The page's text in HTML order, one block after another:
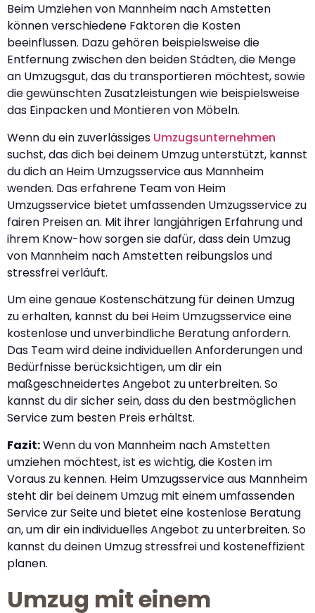
Beim Umziehen von Mannheim nach Amstetten
können verschiedene Faktoren die Kosten
beeinflussen. Dazu gehören beispielsweise die
Entfernung zwischen den beiden Städten, die Menge
an Umzugsgut, das du transportieren möchtest, sowie
die gewünschten Zusatzleistungen wie beispielsweise
das Einpacken und Montieren von Möbeln.
Wenn du ein zuverlässiges Umzugsunternehmen
suchst, das dich bei deinem Umzug unterstützt, kannst
du dich an Heim Umzugsservice aus Mannheim
wenden. Das erfahrene Team von Heim
Umzugsservice bietet umfassenden Umzugsservice zu
fairen Preisen an. Mit ihrer langjährigen Erfahrung und
ihrem Know-how sorgen sie dafür, dass dein Umzug
von Mannheim nach Amstetten reibungslos und
stressfrei verläuft.
Um eine genaue Kostenschätzung für deinen Umzug
zu erhalten, kannst du bei Heim Umzugsservice eine
kostenlose und unverbindliche Beratung anfordern.
Das Team wird deine individuellen Anforderungen und
Bedürfnisse berücksichtigen, um dir ein
maßgeschneidertes Angebot zu unterbreiten. So
kannst du dir sicher sein, dass du den bestmöglichen
Service zum besten Preis erhältst.
Fazit:Wenn du von Mannheim nach Amstetten
umziehen möchtest, ist es wichtig, die Kosten im
Voraus zu kennen. Heim Umzugsservice aus Mannheim
steht dir bei deinem Umzug mit einem umfassenden
Service zur Seite und bietet eine kostenlose Beratung
an, um dir ein individuelles Angebot zu unterbreiten. So
kannst du deinen Umzug stressfrei und kosteneffizient
planen.
Umzug mit einem